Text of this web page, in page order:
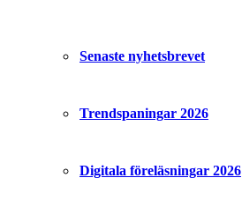
Senaste nyhetsbrevet
Trendspaningar 2026
Digitala föreläsningar 2026